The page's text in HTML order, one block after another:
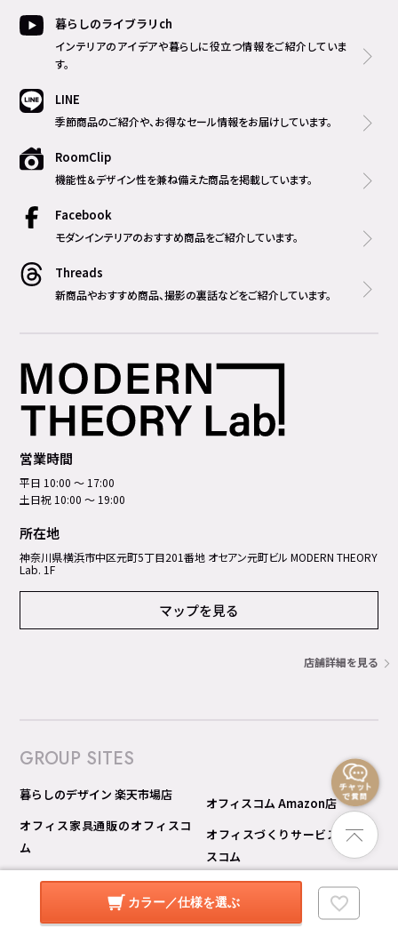
カラー／仕様を選ぶ
暮らしのライブラリch
インテリアのアイデアや暮らしに役立つ情報をご紹介していま
す。
LINE
季節商品のご紹介や、お得なセール情報をお届けしています。
RoomClip
機能性＆デザイン性を兼ね備えた商品を掲載しています。
Facebook
モダンインテリアのおすすめ商品をご紹介しています。
Threads
新商品やおすすめ商品、撮影の裏話などをご紹介しています。
営業時間
平日 10:00 ～ 17:00
土日祝 10:00 ～ 19:00
所在地
神奈川県横浜市中区元町5丁⽬201番地 オセアン元町ビル MODERN THEORY
Lab. 1F
マップを見る
店舗詳細を見る
GROUP SITES
暮らしのデザイン 楽天市場店
オフィス家具通販のオフィスコ
ム
オフィスコム 楽天市場店
オフィスコム Yahoo!ショッピン
オフィスコム Amazon店
オフィスづくりサービス オフィ
スコム
オフィスコム 見積り比較 Pro